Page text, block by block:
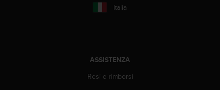
Italia
ASSISTENZA
Resi e rimborsi